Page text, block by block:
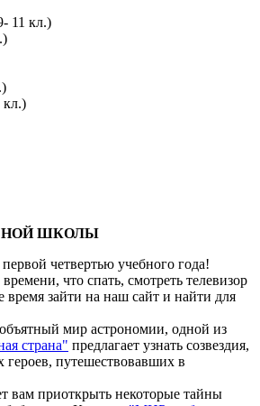
11 кл.)
кл.)
ШКОЛЫ
четвертью учебного года!
что спать, смотреть телевизор
время зайти на наш сайт и найти для
мир астрономии, одной из
страна" предлагает узнать созвездия,
путешествовавших в
вам приоткрыть некоторые тайны